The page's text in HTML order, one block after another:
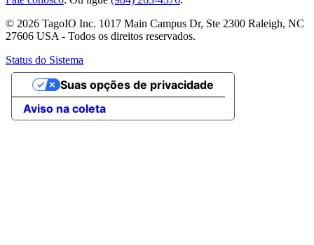
© 2026 TagoIO Inc. 1017 Main Campus Dr, Ste 2300 Raleigh, NC
27606 USA - Todos os direitos reservados.
Status do Sistema
Aviso na coleta
Suas opções de privacidade